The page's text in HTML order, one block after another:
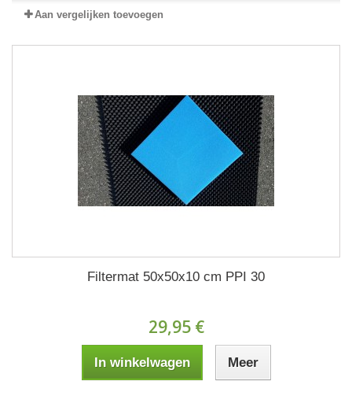
Aan vergelijken toevoegen
Filtermat 50x50x10 cm PPI 30
29,95 €
In winkelwagen Meer